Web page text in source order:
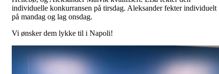
individuelle konkurransen på tirsdag. Aleksander fekter individuelt
på mandag og lag onsdag.
Vi ønsker dem lykke til i Napoli!